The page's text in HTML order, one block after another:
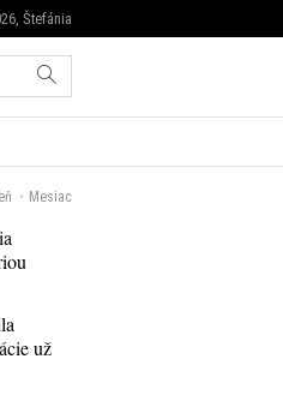
Štefánia
Mesiac
už